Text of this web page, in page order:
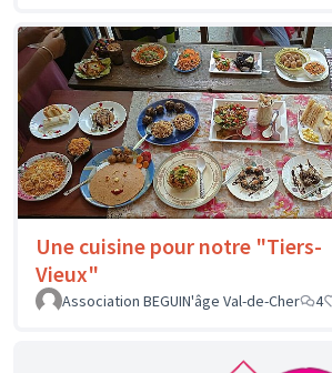
Une cuisine pour notre "Tiers-
Vieux"
Association BEGUIN'âge Val-de-Cher
4